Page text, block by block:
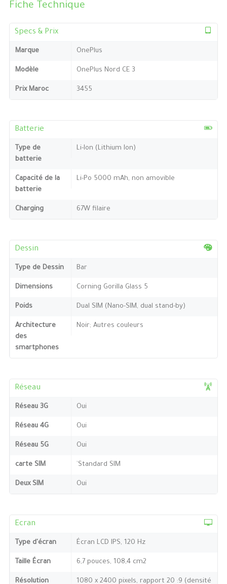
Fiche Technique
Specs & Prix
Marque OnePlus
Modèle OnePlus Nord CE 3
Prix Maroc 3455
Batterie
Type de
batterie
Li-Ion (Lithium Ion)
Capacité de la
batterie
Li-Po 5000 mAh, non amovible
Charging 67W filaire
Dessin
Type de Dessin Bar
Dimensions Corning Gorilla Glass 5
Poids Dual SIM (Nano-SIM, dual stand-by)
Architecture
des
smartphones
Noir; Autres couleurs
Réseau
Réseau 3G Oui
Réseau 4G Oui
Réseau 5G Oui
carte SIM `Standard SIM
Deux SIM Oui
Ecran
Type d'écran Écran LCD IPS, 120 Hz
Taille Écran 6,7 pouces, 108,4 cm2
Résolution 1080 x 2400 pixels, rapport 20 :9 (densité